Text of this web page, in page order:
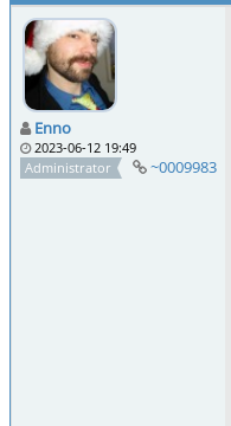
Enno
2023-06-12 19:49
Administrator
~0009983